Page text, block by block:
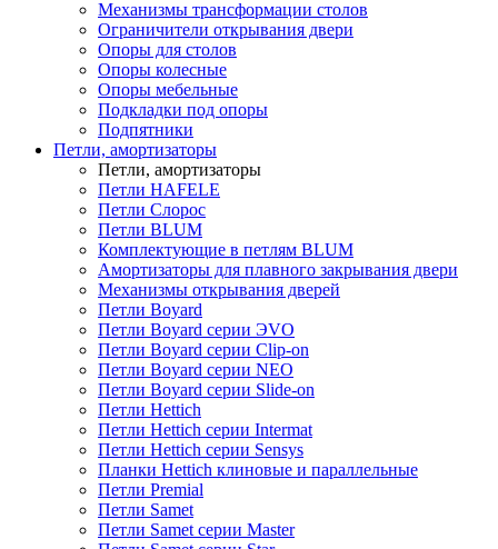
Механизмы трансформации столов
Ограничители открывания двери
Опоры для столов
Опоры колесные
Опоры мебельные
Подкладки под опоры
Подпятники
Петли, амортизаторы
Петли, амортизаторы
Петли HAFELE
Петли Слорос
Петли BLUM
Комплектующие в петлям BLUM
Амортизаторы для плавного закрывания двери
Механизмы открывания дверей
Петли Boyard
Петли Boyard серии ЭVO
Петли Boyard серии Clip-on
Петли Boyard серии NEO
Петли Boyard серии Slide-on
Петли Hettich
Петли Hettich серии Intermat
Петли Hettich серии Sensys
Планки Hettich клиновые и параллельные
Петли Premial
Петли Samet
Петли Samet серии Master